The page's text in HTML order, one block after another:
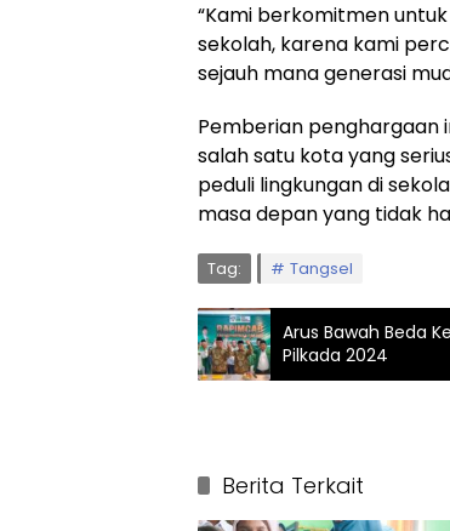
“Kami berkomitmen
sekolah, karena kami
sejauh mana generasi
Pemberian penghargaan
salah satu kota yang
peduli lingkungan di
masa depan yang tidak
Tag: Tangsel
Arus Bawah Beda
Pilkada 2024
Berita Terkait